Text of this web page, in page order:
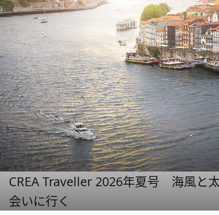
CREA Traveller 2026年夏号 海風と
会いに行く